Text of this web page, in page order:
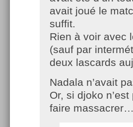
avait joué le
suffit.
Rien à voir avec
(sauf par
deux lascards
Nadala n’avait
Or, si djoko
faire massacrer…